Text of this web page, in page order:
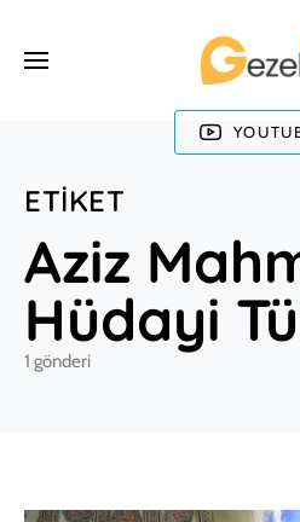
ETIKET
Aziz
Hüdayi
1 gönderi